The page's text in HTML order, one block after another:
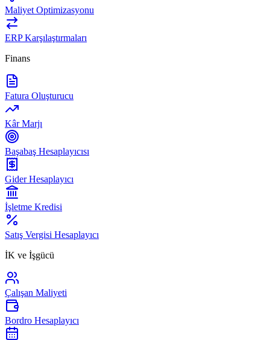
Maliyet Optimizasyonu
ERP Karşılaştırmaları
Finans
Fatura Oluşturucu
Kâr Marjı
Başabaş Hesaplayıcısı
Gider Hesaplayıcı
İşletme Kredisi
Satış Vergisi Hesaplayıcı
İK ve İşgücü
Çalışan Maliyeti
Bordro Hesaplayıcı